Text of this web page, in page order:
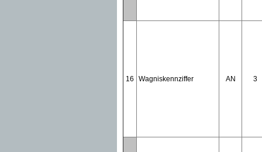
16 Wagniskennziffer AN 3